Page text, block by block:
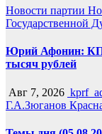
Новости партии
Государственной
Юрий Афонин:
тысяч рублей
Авг 7, 2026
Г.А.Зюганов